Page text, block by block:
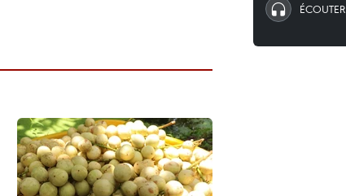
ÉCOUTER